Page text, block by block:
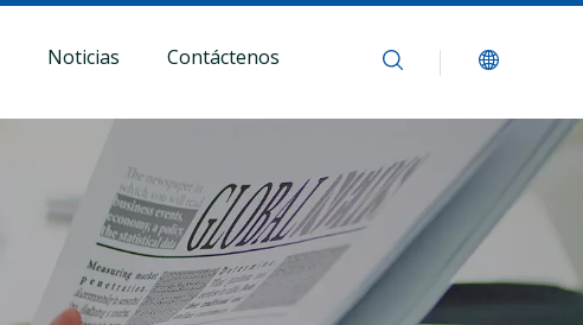
Noticias Contáctenos